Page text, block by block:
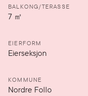
BALKONG/TERASSE
7 ㎡
EIERFORM
Eierseksjon
KOMMUNE
Nordre Follo